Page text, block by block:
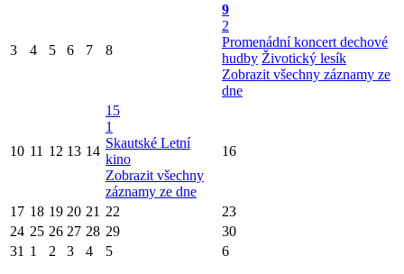
3 4 5 6 7 8
9
2
Promenádní koncert dechové
hudby Životický lesík
Zobrazit všechny záznamy ze
dne
10 11 12 13 14
15
1
Skautské Letní
kino
Zobrazit všechny
záznamy ze dne
16
17 18 19 20 21 22
23
24 25 26 27 28 29
30
31 1 2 3 4 5 6